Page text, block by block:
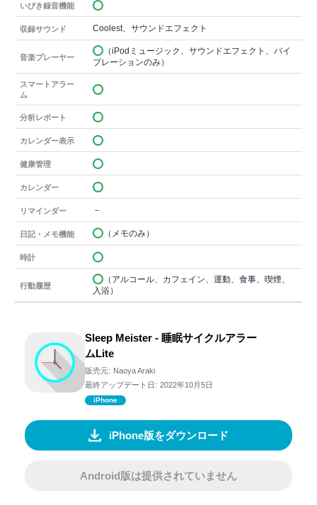
いびき録音機能
収録サウンド Coolest、サウンドエフェクト
音楽プレーヤー
（iPodミュージック、サウンドエフェクト、バイ
ブレーションのみ）
スマートアラー
ム
分析レポート
カレンダー表示
健康管理
カレンダー
リマインダー －
日記・メモ機能 （メモのみ）
時計
行動履歴
（アルコール、カフェイン、運動、食事、喫煙、
入浴）
Sleep Meister - 睡眠サイクルアラー
ムLite
販売元: Naoya Araki
最終アップデート日: 2022年10月5日
iPhone
iPhone版をダウンロード
Android版は提供されていません